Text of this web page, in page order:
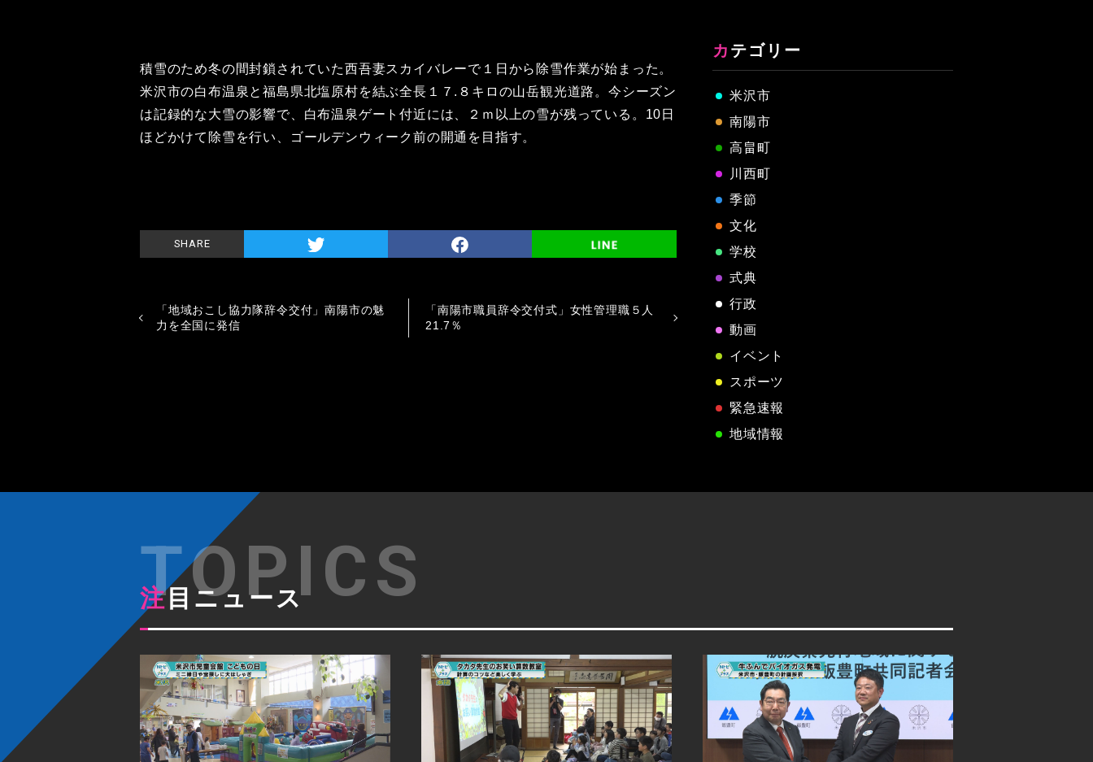
積雪のため冬の間封鎖されていた西吾妻スカイバレーで１日から除雪作業が始まった。
米沢市の白布温泉と福島県北塩原村を結ぶ全長１７.８キロの山岳観光道路。今シーズン
は記録的な大雪の影響で、白布温泉ゲート付近には、２ｍ以上の雪が残っている。10日
ほどかけて除雪を行い、ゴールデンウィーク前の開通を目指す。
SHARE
「地域おこし協力隊辞令交付」南陽市の魅
力を全国に発信
「南陽市職員辞令交付式」女性管理職５人
21.7％
カテゴリー
米沢市
南陽市
高畠町
川西町
季節
文化
学校
式典
行政
動画
イベント
スポーツ
緊急速報
地域情報
注目ニュース